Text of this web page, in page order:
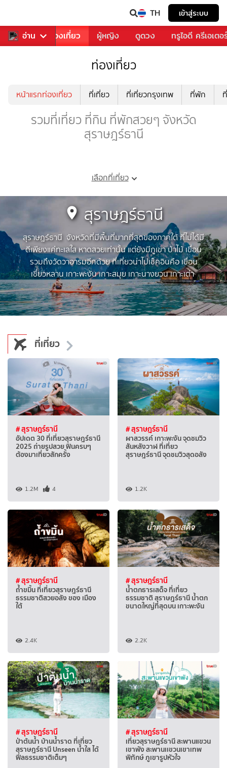
TH เข้าสู่ระบบ
อ่าน
อาหาร ท่องเที่ยว ผู้หญิง ดูดวง ทรูไอดี ครีเอเตอ
ท่องเที่ยว
หน้าแรกท่องเที่ยว ที่เที่ยว ที่เที่ยวกรุงเทพ ที่พัก
รวมที่เที่ยว ที่กิน ที่พักสวยๆ จังหวัด
สุราษฎร์ธานี
เลือกที่เที่ยว
สุราษฎร์ธานี
สุราษฎร์ธานี จังหวัดที่มีพื้นที่มากที่สุดของภาคใต้ ที่ไม่ได้มี
ดีเพียงแค่ทะเลใส หาดสวยเท่านั้น แต่ยังมีภูเขา ป่าไม้ เขื่อน
รวมถึงวัดวาอารมอีกด้วย ที่เที่ยวน่าไปเช็คอินคือ เขื่อน
เชี่ยวหลาน เกาะพะงัน เกาะสมุย เกาะนางยวน เกาะเต่า
ที่เที่ยว
# สุราษฎร์ธานี
อัปเดต 30 ที่เที่ยวสุราษฎร์ธานี
2025 ถ่ายรูปสวย ฟินครบๆ
ต้องมาเที่ยวสักครั้ง
1.2M 4
# สุราษฎร์ธานี
ผาสวรรค์ เกาะพะงัน จุดชมวิว
สันหลังวาฬ ที่เที่ยว
สุราษฎร์ธานี จุดชมวิวสุดอลัง
1.2K
# สุราษฎร์ธานี
ถ้ำขมิ้น ที่เที่ยวสุราษฎร์ธานี
ธรรมชาติสวยอลัง ของ เมือง
ใต้
2.4K
# สุราษฎร์ธานี
น้ำตกธารเสด็จ ที่เที่ยว
ธรรมชาติ สุราษฎร์ธานี น้ำตก
ขนาดใหญ่ที่สุดบน เกาะพะงัน
2.2K
# สุราษฎร์ธานี
ป่าต้นน้ำ บ้านน้ำราด ที่เที่ยว
สุราษฎร์ธานี Unseen น้ำใส ได้
ฟีลธรรมชาติเต็มๆ
# สุราษฎร์ธานี
เที่ยวสุราษฎร์ธานี สะพานแขวน
เขาพัง สะพานเเขวนเขาเทพ
พิทักษ์ ภูเขารูปหัวใจ